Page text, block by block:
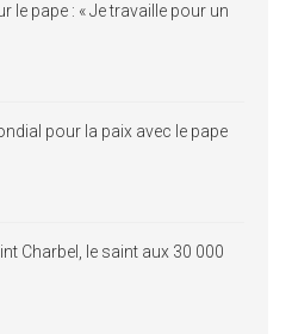
le pape : « Je travaille pour un
pour la paix avec le pape
Charbel, le saint aux 30 000